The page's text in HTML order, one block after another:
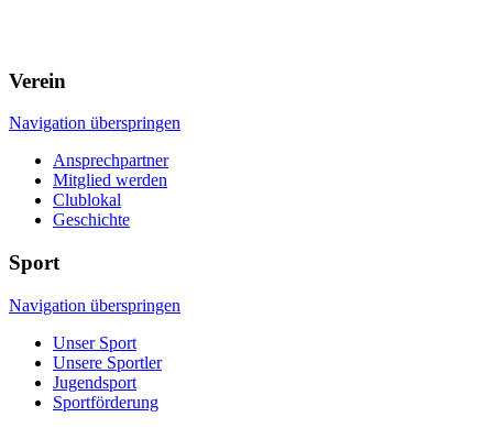
Verein
Navigation überspringen
Ansprechpartner
Mitglied werden
Clublokal
Geschichte
Sport
Navigation überspringen
Unser Sport
Unsere Sportler
Jugendsport
Sportförderung